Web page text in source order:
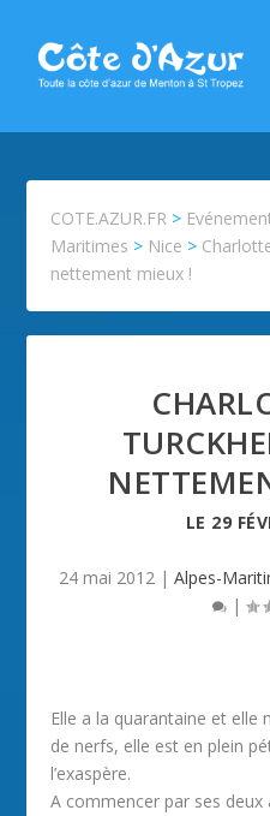
COTE.AZUR.FR >
Maritimes > Nice >
nettement mieux !
LE 29
24 mai 2012 | Alpes-
|
Elle a la quarantaine et elle
de nerfs, elle est en plein
l’exaspère.
A commencer par ses deux